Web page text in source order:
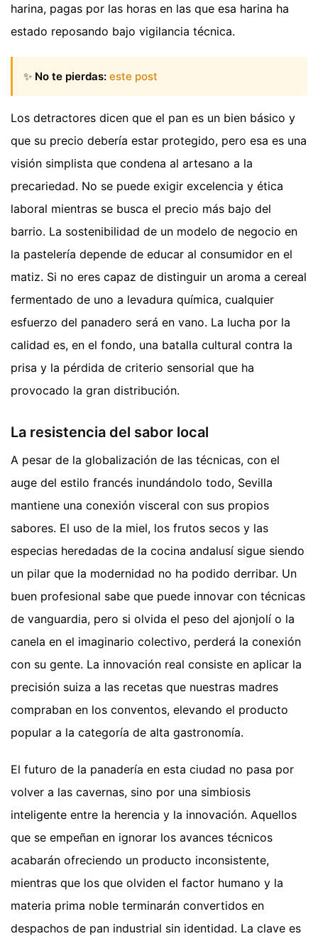
harina, pagas por las horas en las que esa harina ha
estado reposando bajo vigilancia técnica.
✨ No te pierdas: este post
Los detractores dicen que el pan es un bien básico y
que su precio debería estar protegido, pero esa es una
visión simplista que condena al artesano a la
precariedad. No se puede exigir excelencia y ética
laboral mientras se busca el precio más bajo del
barrio. La sostenibilidad de un modelo de negocio en
la pastelería depende de educar al consumidor en el
matiz. Si no eres capaz de distinguir un aroma a cereal
fermentado de uno a levadura química, cualquier
esfuerzo del panadero será en vano. La lucha por la
calidad es, en el fondo, una batalla cultural contra la
prisa y la pérdida de criterio sensorial que ha
provocado la gran distribución.
La resistencia del sabor local
A pesar de la globalización de las técnicas, con el
auge del estilo francés inundándolo todo, Sevilla
mantiene una conexión visceral con sus propios
sabores. El uso de la miel, los frutos secos y las
especias heredadas de la cocina andalusí sigue siendo
un pilar que la modernidad no ha podido derribar. Un
buen profesional sabe que puede innovar con técnicas
de vanguardia, pero si olvida el peso del ajonjolí o la
canela en el imaginario colectivo, perderá la conexión
con su gente. La innovación real consiste en aplicar la
precisión suiza a las recetas que nuestras madres
compraban en los conventos, elevando el producto
popular a la categoría de alta gastronomía.
El futuro de la panadería en esta ciudad no pasa por
volver a las cavernas, sino por una simbiosis
inteligente entre la herencia y la innovación. Aquellos
que se empeñan en ignorar los avances técnicos
acabarán ofreciendo un producto inconsistente,
mientras que los que olviden el factor humano y la
materia prima noble terminarán convertidos en
despachos de pan industrial sin identidad. La clave es